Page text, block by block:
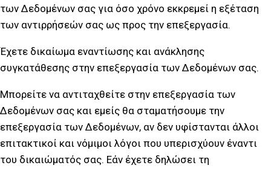
των Δεδομένων σας για όσο χρόνο εκκρεμεί η εξέταση
των αντιρρήσεών σας ως προς την επεξεργασία.
Έχετε δικαίωμα εναντίωσης και ανάκλησης
συγκατάθεσης στην επεξεργασία των Δεδομένων σας.
Μπορείτε να αντιταχθείτε στην επεξεργασία των
Δεδομένων σας και εμείς θα σταματήσουμε την
επεξεργασία των Δεδομένων, αν δεν υφίστανται άλλοι
επιτακτικοί και νόμιμοι λόγοι που υπερισχύουν έναντι
του δικαιώματός σας. Εάν έχετε δηλώσει τη